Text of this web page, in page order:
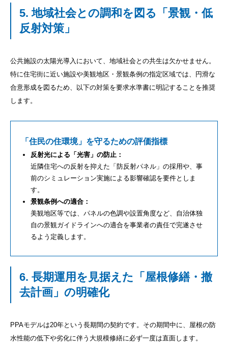
5. 地域社会との調和を図る「景観・低
反射対策」
公共施設の太陽光導入において、地域社会との共生は欠かせません。
特に住宅街に近い施設や美観地区・景観条例の指定区域では、円滑な
合意形成を図るため、以下の対策を要求水準書に明記することを推奨
します。
「住民の住環境」を守るための評価指標
反射光による「光害」の防止：
近隣住宅への反射を抑えた「防反射パネル」の採用や、事
前のシミュレーション実施による影響確認を要件としま
す。
景観条例への適合：
美観地区等では、パネルの色調や設置角度など、自治体独
自の景観ガイドラインへの適合を事業者の責任で完遂させ
るよう定義します。
6. 長期運用を見据えた「屋根修繕・撤
去計画」の明確化
PPAモデルは20年という長期間の契約です。その期間中に、屋根の防
水性能の低下や劣化に伴う大規模修繕に必ず一度は直面します。